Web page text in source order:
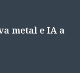
metal e IA a